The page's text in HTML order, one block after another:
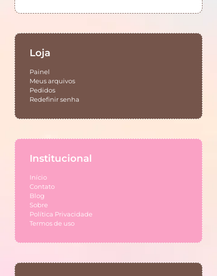
Loja
Painel
Meus arquivos
Pedidos
Redefinir senha
Institucional
Início
Contato
Blog
Sobre
Política Privacidade
Termos de uso